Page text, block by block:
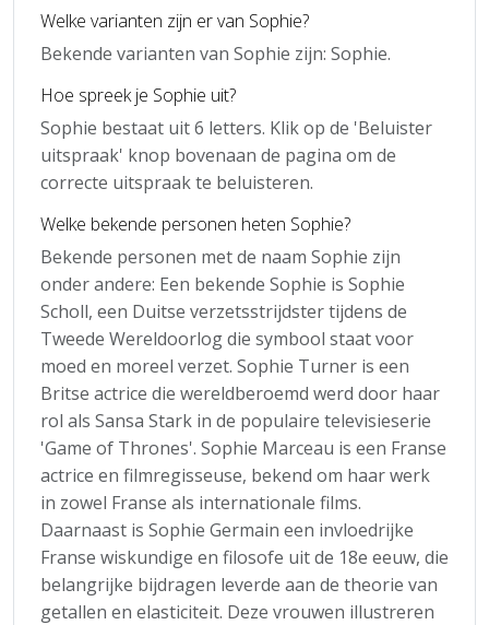
Welke varianten zijn er van Sophie?
Bekende varianten van Sophie zijn: Sophie.
Hoe spreek je Sophie uit?
Sophie bestaat uit 6 letters. Klik op de 'Beluister
uitspraak' knop bovenaan de pagina om de
correcte uitspraak te beluisteren.
Welke bekende personen heten Sophie?
Bekende personen met de naam Sophie zijn
onder andere: Een bekende Sophie is Sophie
Scholl, een Duitse verzetsstrijdster tijdens de
Tweede Wereldoorlog die symbool staat voor
moed en moreel verzet. Sophie Turner is een
Britse actrice die wereldberoemd werd door haar
rol als Sansa Stark in de populaire televisieserie
'Game of Thrones'. Sophie Marceau is een Franse
actrice en filmregisseuse, bekend om haar werk
in zowel Franse als internationale films.
Daarnaast is Sophie Germain een invloedrijke
Franse wiskundige en filosofe uit de 18e eeuw, die
belangrijke bijdragen leverde aan de theorie van
getallen en elasticiteit. Deze vrouwen illustreren